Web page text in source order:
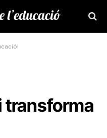
transforma